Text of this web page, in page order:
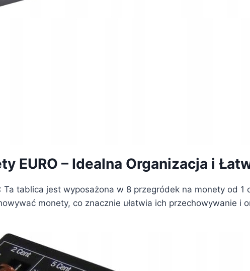
EURO – Idealna Organizacja i
: Ta tablica jest wyposażona w 8 przegródek na monety od
monety, co znacznie ułatwia ich przechowywanie